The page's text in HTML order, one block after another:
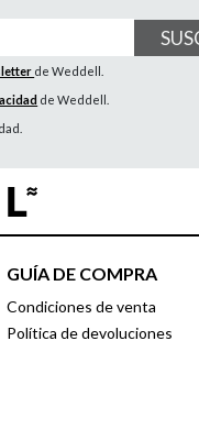
de Weddell.
de Weddell.
GUÍA DE COMPRA
Condiciones de venta
Política de devoluciones